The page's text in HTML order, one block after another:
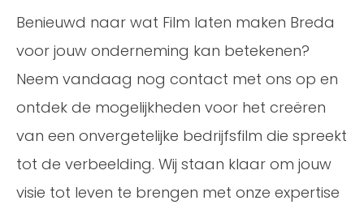
Benieuwd naar wat Film laten maken Breda
voor jouw onderneming kan betekenen?
Neem vandaag nog contact met ons op en
ontdek de mogelijkheden voor het creëren
van een onvergetelijke bedrijfsfilm die spreekt
tot de verbeelding. Wij staan klaar om jouw
visie tot leven te brengen met onze expertise